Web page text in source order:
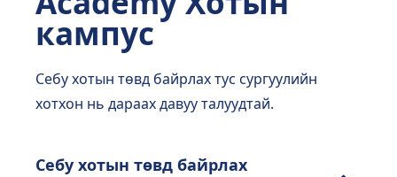
кампус
Себу хотын төвд байрлах тус сургуулийн
хотхон нь дараах давуу талуудтай.
Себу хотын төвд байрлах